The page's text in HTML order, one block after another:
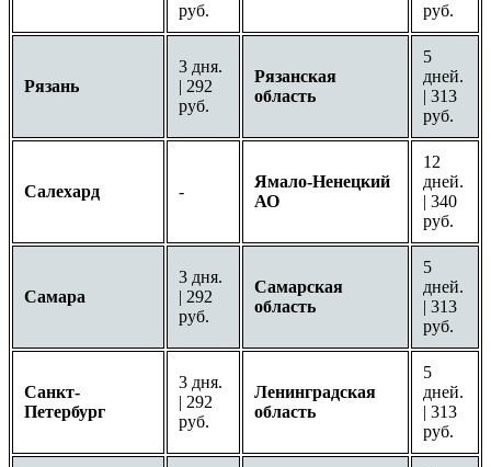
руб.
руб.
Рязань
3 дня.
| 292
руб.
Рязанская
область
5
дней.
| 313
руб.
Салехард -
Ямало-Ненецкий
АО
12
дней.
| 340
руб.
Самара
3 дня.
| 292
руб.
Самарская
область
5
дней.
| 313
руб.
Санкт-
Петербург
3 дня.
| 292
руб.
Ленинградская
область
5
дней.
| 313
руб.